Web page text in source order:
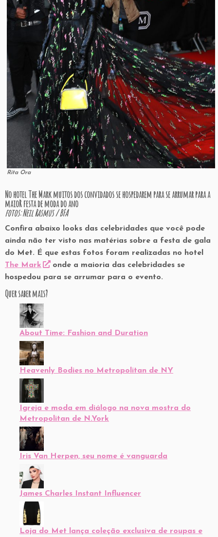
Rita Ora
No hotel The Mark muitos dos convidados se hospedarem para se arrumar para a
maioR festa de moda do ano
fotos: Neil Rasmus / BFA
Confira abaixo looks das celebridades que você pode
ainda não ter visto nas matérias sobre a festa de gala
do Met. É que estas fotos foram realizadas no hotel
The Mark
onde a maioria das celebridades se
hospedou para se arrumar para o evento.
Quer saber mais?
About Time: Fashion and Duration
Heavenly Bodies no Metropolitan de NY
Igreja e moda em diálogo na nova mostra do
Metropolitan de N.York
Iris Van Herpen, seu nome é vanguarda
James Charles Instant Influencer
Loja do Met lança coleção exclusiva de roupas e